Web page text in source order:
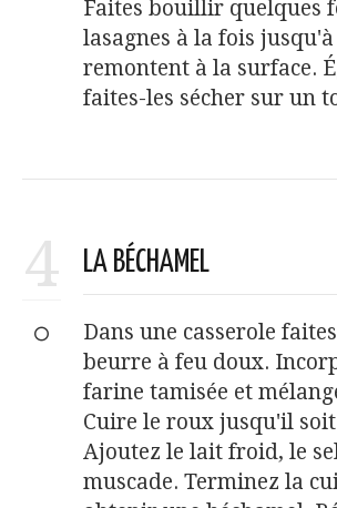
Faites bouillir quelques
lasagnes à la fois
remontent à la surface.
faites-les sécher sur un
4 LA BÉCHAMEL
Dans une casserole
beurre à feu doux.
farine tamisée et
Cuire le roux jusqu'il
Ajoutez le lait froid, le
muscade. Terminez la